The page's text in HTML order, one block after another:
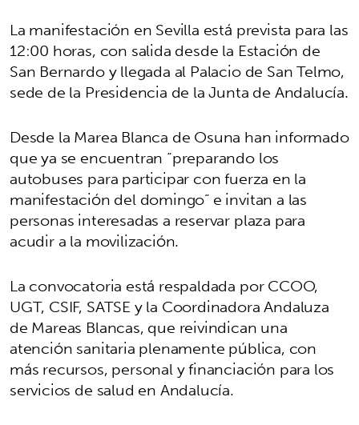
La manifestación en Sevilla está prevista para las
12:00 horas, con salida desde la Estación de
San Bernardo y llegada al Palacio de San Telmo,
sede de la Presidencia de la Junta de Andalucía.
Desde la Marea Blanca de Osuna han informado
que ya se encuentran “preparando los
autobuses para participar con fuerza en la
manifestación del domingo” e invitan a las
personas interesadas a reservar plaza para
acudir a la movilización.
La convocatoria está respaldada por CCOO,
UGT, CSIF, SATSE y la Coordinadora Andaluza
de Mareas Blancas, que reivindican una
atención sanitaria plenamente pública, con
más recursos, personal y financiación para los
servicios de salud en Andalucía.